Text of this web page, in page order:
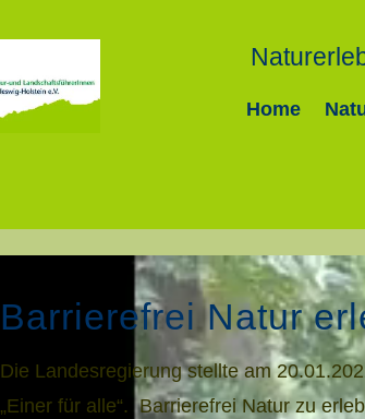
Home
Barrierefrei Natur
Die Landesregierung stellte am
„Einer für alle“. Barrierefrei Natur zu